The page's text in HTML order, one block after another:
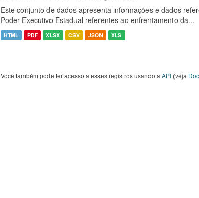
Este conjunto de dados apresenta informações e dados
Poder Executivo Estadual referentes ao enfrentamento da...
HTML PDF XLSX CSV JSON XLS
Você também pode ter acesso a esses registros usando a API (veja